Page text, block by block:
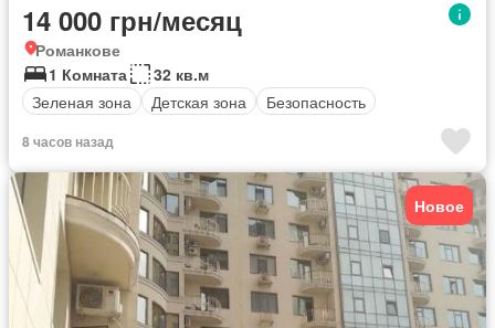
14 000 грн/месяц
Романкове
1 Комната
32 кв.м
Зеленая зона
Детская зона Безопасность
8 часов назад
Новое